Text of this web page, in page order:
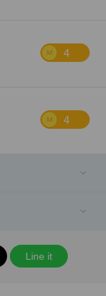
4
4
Line it